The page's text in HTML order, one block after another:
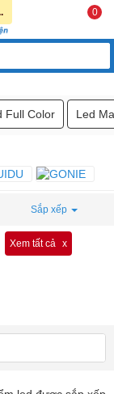
0
Full Color Led
Sắp xếp
Xem tất cả